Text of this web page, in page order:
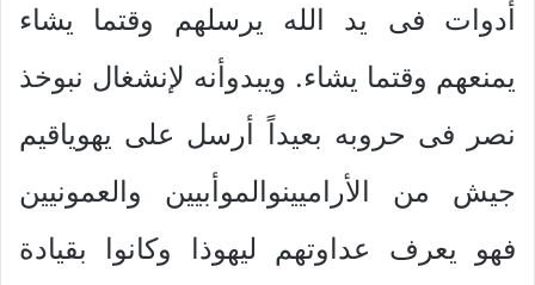
أدوات فى يد الله يرسلهم وقتما يشاء
يمنعهم وقتما يشاء. ويبدوأنه لإنشغال نبوخذ
نصر فى حروبه بعيداً أرسل على يهوياقيم
جيش من الأراميينوالموأبيين والعمونيين
فهو يعرف عداوتهم ليهوذا وكانوا بقيادة